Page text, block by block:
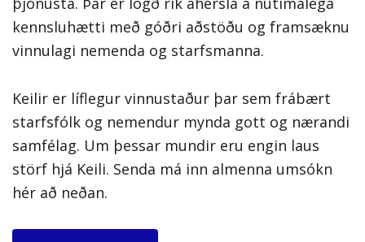
kennsluhætti með góðri aðstöðu og framsæknu
vinnulagi nemenda og starfsmanna.
Keilir er líflegur vinnustaður þar sem frábært
starfsfólk og nemendur mynda gott og nærandi
samfélag. Um þessar mundir eru engin laus
störf hjá Keili. Senda má inn almenna umsókn
hér að neðan.